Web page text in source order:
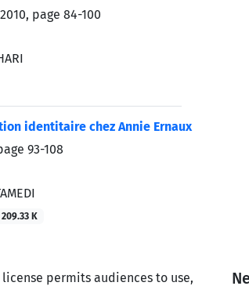
page 84-100
identitaire chez Annie Ernaux
93-108
209.33 K
license permits audiences to use,